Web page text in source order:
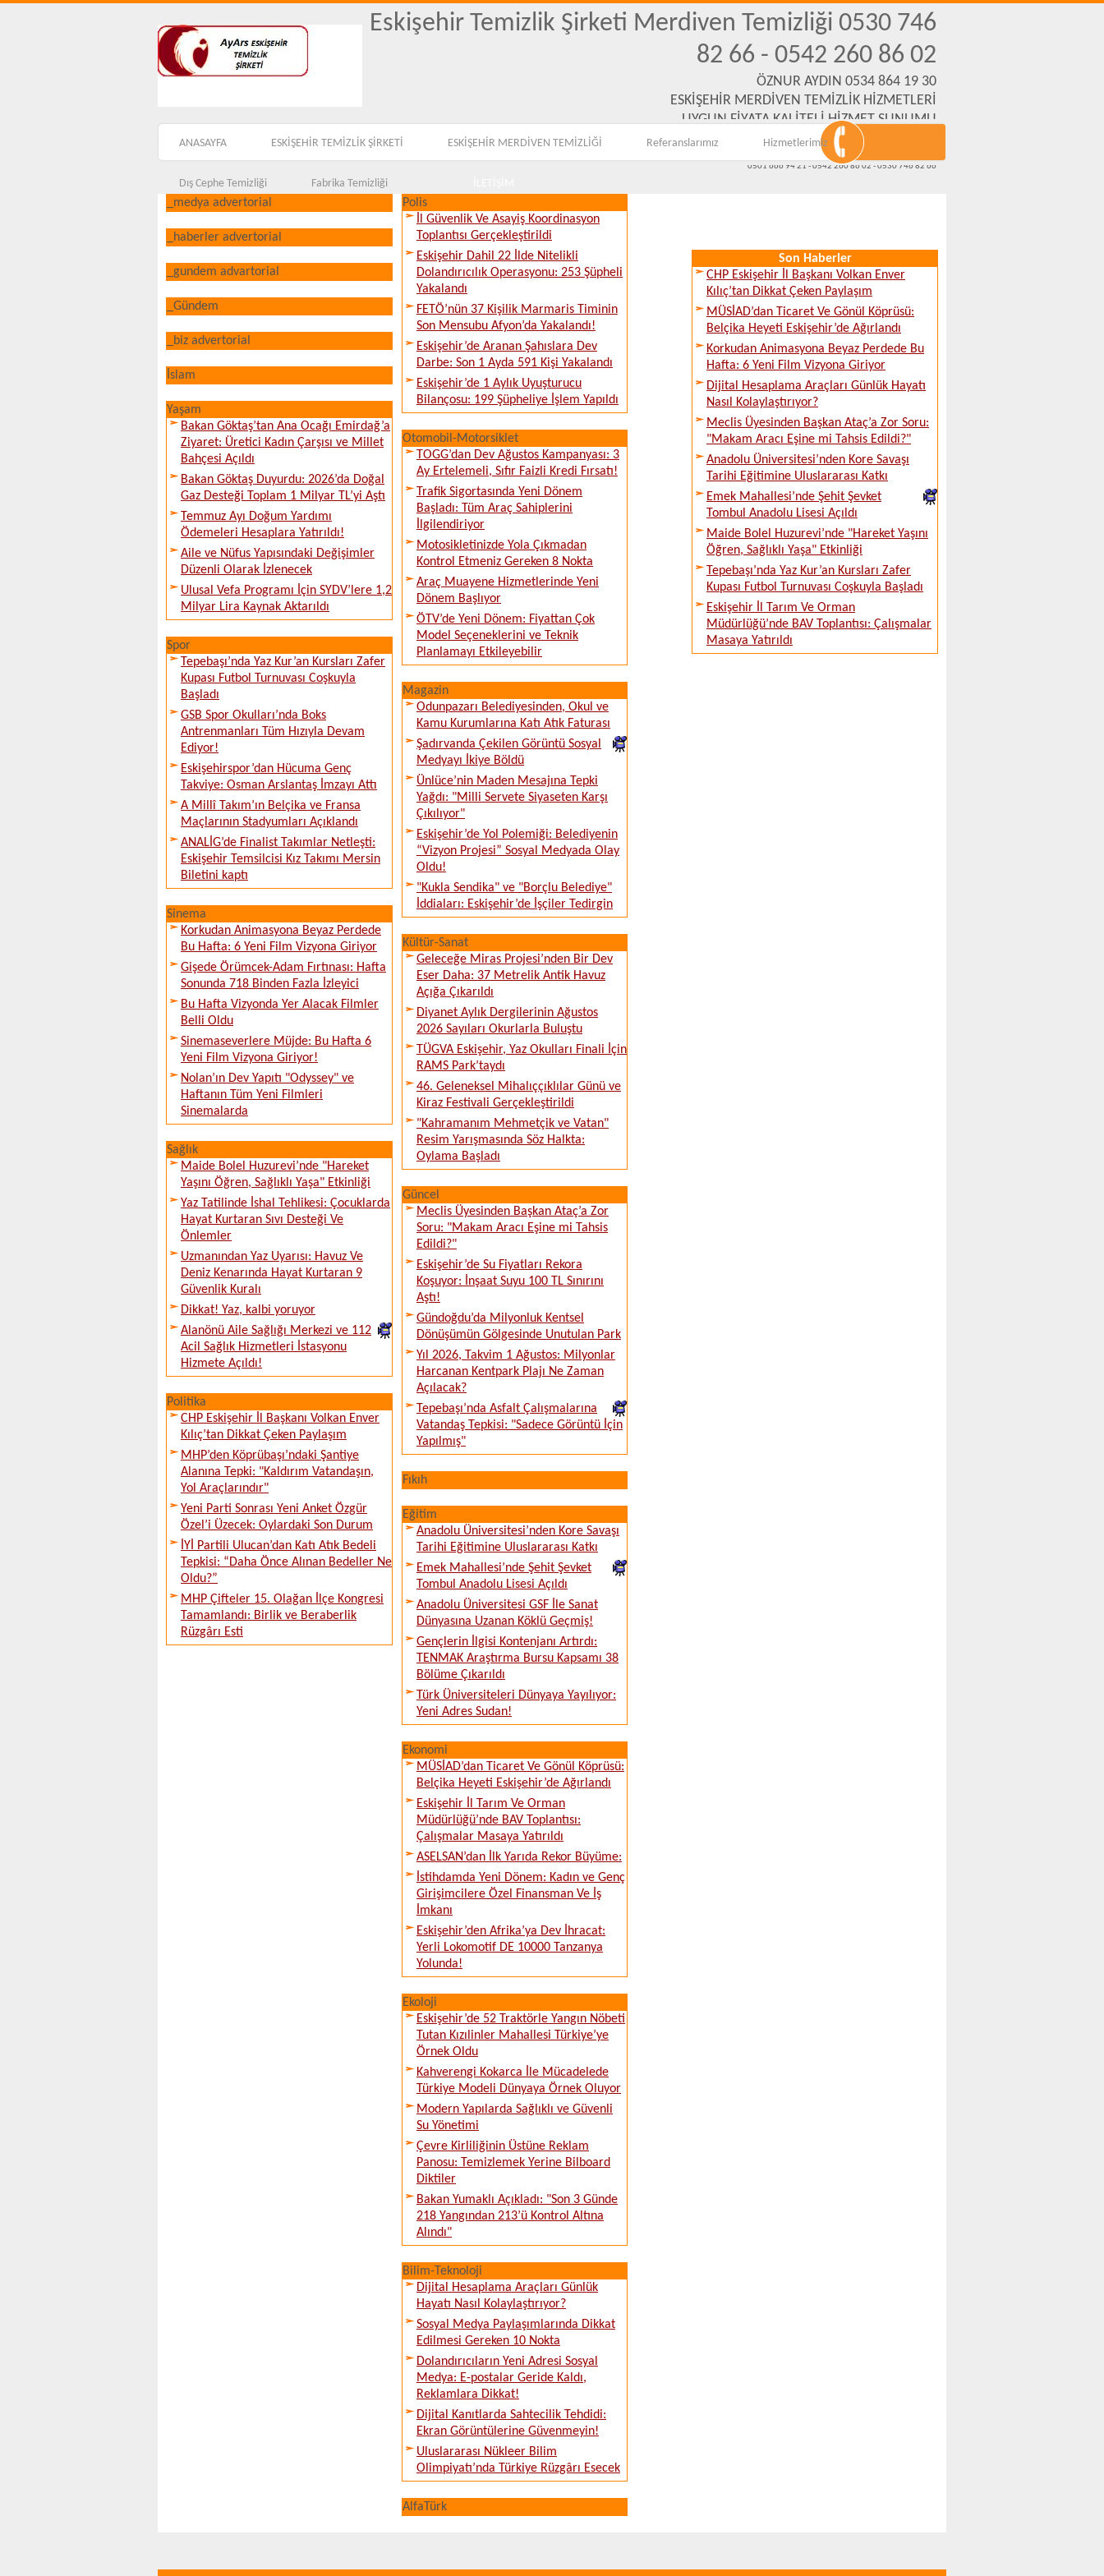
Eskişehir Temizlik Şirketi Merdiven Temizliği 0530 746
82 66 - 0542 260 86 02
ÖZNUR AYDIN 0534 864 19 30
ESKİŞEHİR MERDİVEN TEMİZLİK HİZMETLERİ
UYGUN FİYATA KALİTELİ HİZMET SUNUMU
Emek Mh. Yanartaş Sk. No:31 Eskişehir
www.eskisehirmerdiventemizliksirketi.com
0501 666 94 21 - 0542 260 86 02 - 0530 746 82 66
ANASAYFA ESKİŞEHİR TEMİZLİK ŞİRKETİ ESKİŞEHİR MERDİVEN TEMİZLİĞİ Referanslarımız Hizmetlerimiz
Dış Cephe Temizliği Fabrika Temizliği
_medya advertorial
_haberler advertorial
_gundem advartorial
_Gündem
_biz advertorial
İslam
Yaşam
Bakan Göktaş’tan Ana Ocağı Emirdağ’a
Ziyaret: Üretici Kadın Çarşısı ve Millet
Bahçesi Açıldı
Bakan Göktaş Duyurdu: 2026’da Doğal
Gaz Desteği Toplam 1 Milyar TL’yi Aştı
Temmuz Ayı Doğum Yardımı
Ödemeleri Hesaplara Yatırıldı!
Aile ve Nüfus Yapısındaki Değişimler
Düzenli Olarak İzlenecek
Ulusal Vefa Programı İçin SYDV’lere 1,2
Milyar Lira Kaynak Aktarıldı
Spor
Tepebaşı’nda Yaz Kur’an Kursları Zafer
Kupası Futbol Turnuvası Coşkuyla
Başladı
GSB Spor Okulları’nda Boks
Antrenmanları Tüm Hızıyla Devam
Ediyor!
Eskişehirspor’dan Hücuma Genç
Takviye: Osman Arslantaş İmzayı Attı
A Millî Takım’ın Belçika ve Fransa
Maçlarının Stadyumları Açıklandı
ANALİG’de Finalist Takımlar Netleşti:
Eskişehir Temsilcisi Kız Takımı Mersin
Biletini kaptı
Sinema
Korkudan Animasyona Beyaz Perdede
Bu Hafta: 6 Yeni Film Vizyona Giriyor
Gişede Örümcek-Adam Fırtınası: Hafta
Sonunda 718 Binden Fazla İzleyici
Bu Hafta Vizyonda Yer Alacak Filmler
Belli Oldu
Sinemaseverlere Müjde: Bu Hafta 6
Yeni Film Vizyona Giriyor!
Nolan’ın Dev Yapıtı "Odyssey" ve
Haftanın Tüm Yeni Filmleri
Sinemalarda
Sağlık
Maide Bolel Huzurevi’nde "Hareket
Yaşını Öğren, Sağlıklı Yaşa" Etkinliği
Yaz Tatilinde İshal Tehlikesi: Çocuklarda
Hayat Kurtaran Sıvı Desteği Ve
Önlemler
Uzmanından Yaz Uyarısı: Havuz Ve
Deniz Kenarında Hayat Kurtaran 9
Güvenlik Kuralı
Dikkat! Yaz, kalbi yoruyor
Alanönü Aile Sağlığı Merkezi ve 112
Acil Sağlık Hizmetleri İstasyonu
Hizmete Açıldı!
Politika
CHP Eskişehir İl Başkanı Volkan Enver
Kılıç’tan Dikkat Çeken Paylaşım
MHP’den Köprübaşı’ndaki Şantiye
Alanına Tepki: "Kaldırım Vatandaşın,
Yol Araçlarındır"
Yeni Parti Sonrası Yeni Anket Özgür
Özel’i Üzecek: Oylardaki Son Durum
İYİ Partili Ulucan’dan Katı Atık Bedeli
Tepkisi: “Daha Önce Alınan Bedeller Ne
Oldu?”
MHP Çifteler 15. Olağan İlçe Kongresi
Tamamlandı: Birlik ve Beraberlik
Rüzgârı Esti
Polis
İl Güvenlik Ve Asayiş Koordinasyon
Toplantısı Gerçekleştirildi
Eskişehir Dahil 22 İlde Nitelikli
Dolandırıcılık Operasyonu: 253 Şüpheli
Yakalandı
FETÖ’nün 37 Kişilik Marmaris Timinin
Son Mensubu Afyon’da Yakalandı!
Eskişehir’de Aranan Şahıslara Dev
Darbe: Son 1 Ayda 591 Kişi Yakalandı
Eskişehir’de 1 Aylık Uyuşturucu
Bilançosu: 199 Şüpheliye İşlem Yapıldı
Otomobil-Motorsiklet
TOGG’dan Dev Ağustos Kampanyası: 3
Ay Ertelemeli, Sıfır Faizli Kredi Fırsatı!
Trafik Sigortasında Yeni Dönem
Başladı: Tüm Araç Sahiplerini
İlgilendiriyor
Motosikletinizde Yola Çıkmadan
Kontrol Etmeniz Gereken 8 Nokta
Araç Muayene Hizmetlerinde Yeni
Dönem Başlıyor
ÖTV’de Yeni Dönem: Fiyattan Çok
Model Seçeneklerini ve Teknik
Planlamayı Etkileyebilir
Magazin
Odunpazarı Belediyesinden, Okul ve
Kamu Kurumlarına Katı Atık Faturası
Şadırvanda Çekilen Görüntü Sosyal
Medyayı İkiye Böldü
Ünlüce’nin Maden Mesajına Tepki
Yağdı: "Milli Servete Siyaseten Karşı
Çıkılıyor"
Eskişehir’de Yol Polemiği: Belediyenin
“Vizyon Projesi” Sosyal Medyada Olay
Oldu!
"Kukla Sendika" ve "Borçlu Belediye"
İddiaları: Eskişehir’de İşçiler Tedirgin
Kültür-Sanat
Geleceğe Miras Projesi’nden Bir Dev
Eser Daha: 37 Metrelik Antik Havuz
Açığa Çıkarıldı
Diyanet Aylık Dergilerinin Ağustos
2026 Sayıları Okurlarla Buluştu
TÜGVA Eskişehir, Yaz Okulları Finali İçin
RAMS Park’taydı
46. Geleneksel Mihalıççıklılar Günü ve
Kiraz Festivali Gerçekleştirildi
"Kahramanım Mehmetçik ve Vatan"
Resim Yarışmasında Söz Halkta:
Oylama Başladı
Güncel
Meclis Üyesinden Başkan Ataç’a Zor
Soru: "Makam Aracı Eşine mi Tahsis
Edildi?"
Eskişehir’de Su Fiyatları Rekora
Koşuyor: İnşaat Suyu 100 TL Sınırını
Aştı!
Gündoğdu’da Milyonluk Kentsel
Dönüşümün Gölgesinde Unutulan Park
Yıl 2026, Takvim 1 Ağustos: Milyonlar
Harcanan Kentpark Plajı Ne Zaman
Açılacak?
Tepebaşı’nda Asfalt Çalışmalarına
Vatandaş Tepkisi: "Sadece Görüntü İçin
Yapılmış"
Fıkıh
Eğitim
Anadolu Üniversitesi’nden Kore Savaşı
Tarihi Eğitimine Uluslararası Katkı
Emek Mahallesi’nde Şehit Şevket
Tombul Anadolu Lisesi Açıldı
Anadolu Üniversitesi GSF İle Sanat
Dünyasına Uzanan Köklü Geçmiş!
Gençlerin İlgisi Kontenjanı Artırdı:
TENMAK Araştırma Bursu Kapsamı 38
Bölüme Çıkarıldı
Türk Üniversiteleri Dünyaya Yayılıyor:
Yeni Adres Sudan!
Ekonomi
MÜSİAD’dan Ticaret Ve Gönül Köprüsü:
Belçika Heyeti Eskişehir’de Ağırlandı
Eskişehir İl Tarım Ve Orman
Müdürlüğü’nde BAV Toplantısı:
Çalışmalar Masaya Yatırıldı
ASELSAN’dan İlk Yarıda Rekor Büyüme:
İstihdamda Yeni Dönem: Kadın ve Genç
Girişimcilere Özel Finansman Ve İş
İmkanı
Eskişehir’den Afrika’ya Dev İhracat:
Yerli Lokomotif DE 10000 Tanzanya
Yolunda!
Ekoloji
Eskişehir’de 52 Traktörle Yangın Nöbeti
Tutan Kızılinler Mahallesi Türkiye’ye
Örnek Oldu
Kahverengi Kokarca İle Mücadelede
Türkiye Modeli Dünyaya Örnek Oluyor
Modern Yapılarda Sağlıklı ve Güvenli
Su Yönetimi
Çevre Kirliliğinin Üstüne Reklam
Panosu: Temizlemek Yerine Bilboard
Diktiler
Bakan Yumaklı Açıkladı: "Son 3 Günde
218 Yangından 213’ü Kontrol Altına
Alındı"
Bilim-Teknoloji
Dijital Hesaplama Araçları Günlük
Hayatı Nasıl Kolaylaştırıyor?
Sosyal Medya Paylaşımlarında Dikkat
Edilmesi Gereken 10 Nokta
Dolandırıcıların Yeni Adresi Sosyal
Medya: E-postalar Geride Kaldı,
Reklamlara Dikkat!
Dijital Kanıtlarda Sahtecilik Tehdidi:
Ekran Görüntülerine Güvenmeyin!
Uluslararası Nükleer Bilim
Olimpiyatı’nda Türkiye Rüzgârı Esecek
AlfaTürk
Son Haberler
CHP Eskişehir İl Başkanı Volkan Enver
Kılıç’tan Dikkat Çeken Paylaşım
MÜSİAD’dan Ticaret Ve Gönül Köprüsü:
Belçika Heyeti Eskişehir’de Ağırlandı
Korkudan Animasyona Beyaz Perdede Bu
Hafta: 6 Yeni Film Vizyona Giriyor
Dijital Hesaplama Araçları Günlük Hayatı
Nasıl Kolaylaştırıyor?
Meclis Üyesinden Başkan Ataç’a Zor Soru:
"Makam Aracı Eşine mi Tahsis Edildi?"
Anadolu Üniversitesi’nden Kore Savaşı
Tarihi Eğitimine Uluslararası Katkı
Emek Mahallesi’nde Şehit Şevket
Tombul Anadolu Lisesi Açıldı
Maide Bolel Huzurevi’nde "Hareket Yaşını
Öğren, Sağlıklı Yaşa" Etkinliği
Tepebaşı’nda Yaz Kur’an Kursları Zafer
Kupası Futbol Turnuvası Coşkuyla Başladı
Eskişehir İl Tarım Ve Orman
Müdürlüğü’nde BAV Toplantısı: Çalışmalar
Masaya Yatırıldı